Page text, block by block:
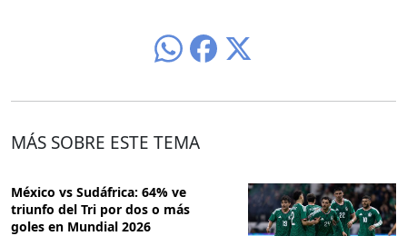
MÁS SOBRE ESTE TEMA
México vs Sudáfrica: 64% ve
triunfo del Tri por dos o más
goles en Mundial 2026